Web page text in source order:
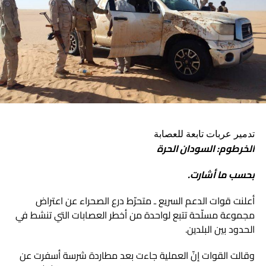
كأس العرب”.. الجزائر تضرب السودان بأربعة أهداف
نظيفة
تدمير عربات تابعة للعصابة
الخرطوم: السودان الحرة
بحسب ما أشارت.
أعلنت قوات الدعم السريع ـ متحرّط درع الصحراء عن اعتراض
مجموعة مسلّحة تتبع لواحدة من أخطر العصابات التي تنشط في
الحدود بين البلدين.
وقالت القوات إنّ العملية جاءت بعد مطاردة شرسة أسفرت عن